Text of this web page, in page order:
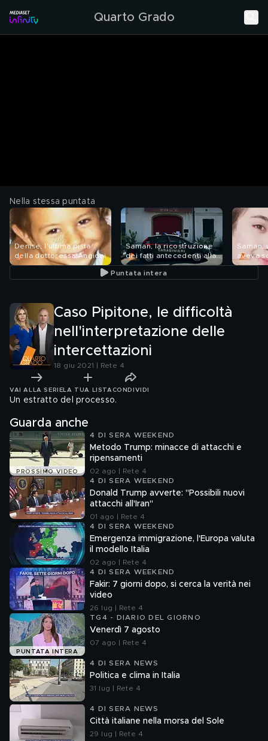
Quarto Grado
Nella stessa puntata
Denise, l'ultima pista
della dottoressa Angioni
Saman, la ricostruzione
dei fatti antecedenti alla
scomparsa
Saman,
aveva
Puntata intera
Caso Pipitone, le difficoltà
nell'interpretazione delle
intercettazioni
18 giu 2021 | Rete 4
VAI ALLA SERIE LA TUA LISTA CONDIVIDI
Un estratto del processo.
Guarda anche
PROSSIMO VIDEO
4 DI SERA WEEKEND
Metodo Trump: minacce di attacchi e
ripensamenti
02 ago | Rete 4
4 DI SERA WEEKEND
Donald Trump avverte: "Possibili nuovi
attacchi all'Iran"
01 ago | Rete 4
4 DI SERA WEEKEND
Emergenza immigrazione, l'Europa valuta
il modello Italia
02 ago | Rete 4
4 DI SERA WEEKEND
Fakir: 7 giorni dopo, si cerca la verità nei
video
26 lug | Rete 4
PUNTATA INTERA
TG4 - DIARIO DEL GIORNO
Venerdì 7 agosto
07 ago | Rete 4
4 DI SERA NEWS
Politica e clima in Italia
31 lug | Rete 4
4 DI SERA NEWS
Città italiane nella morsa del Sole
29 lug | Rete 4